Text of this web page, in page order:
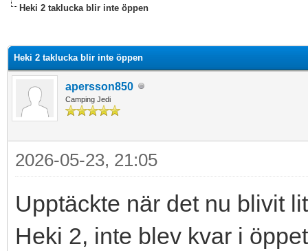
Heki 2 taklucka blir inte öppen
Heki 2 taklucka blir inte öppen
apersson850
Camping Jedi
2026-05-23, 21:05
Upptäckte när det nu blivit
Heki 2, inte blev kvar i